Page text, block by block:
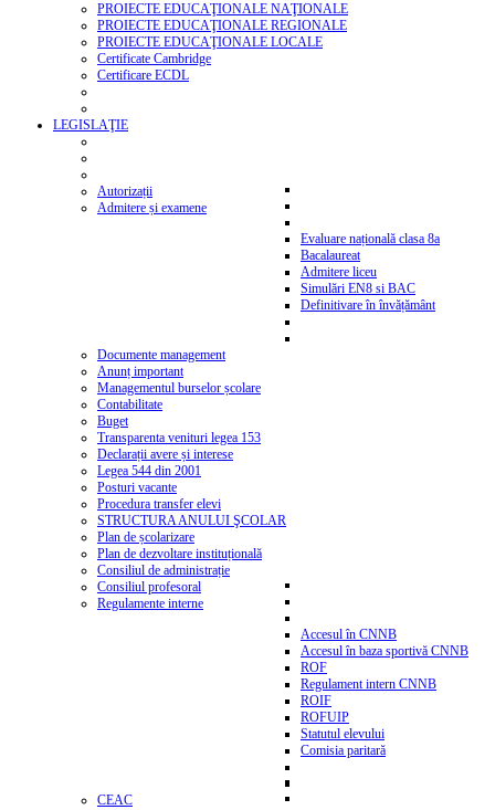
PROIECTE EDUCAŢIONALE NAŢIONALE
PROIECTE EDUCAŢIONALE REGIONALE
PROIECTE EDUCAŢIONALE LOCALE
Certificate Cambridge
Certificare ECDL
LEGISLAŢIE
Autorizații
Admitere și examene
Evaluare națională clasa 8a
Bacalaureat
Admitere liceu
Simulări EN8 si BAC
Definitivare în învățământ
Documente management
Anunț important
Managementul burselor școlare
Contabilitate
Buget
Transparenta venituri legea 153
Declarații avere și interese
Legea 544 din 2001
Posturi vacante
Procedura transfer elevi
STRUCTURA ANULUI ŞCOLAR
Plan de școlarizare
Plan de dezvoltare instituțională
Consiliul de administrație
Consiliul profesoral
Regulamente interne
Accesul în CNNB
Accesul în baza sportivă CNNB
ROF
Regulament intern CNNB
ROIF
ROFUIP
Statutul elevului
Comisia paritară
CEAC